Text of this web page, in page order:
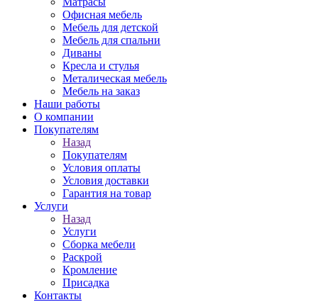
Офисная мебель
Мебель для детской
Мебель для спальни
Диваны
Кресла и стулья
Металическая мебель
Мебель на заказ
Наши работы
О компании
Покупателям
Назад
Покупателям
Условия оплаты
Условия доставки
Гарантия на товар
Услуги
Назад
Услуги
Сборка мебели
Раскрой
Кромление
Присадка
Контакты